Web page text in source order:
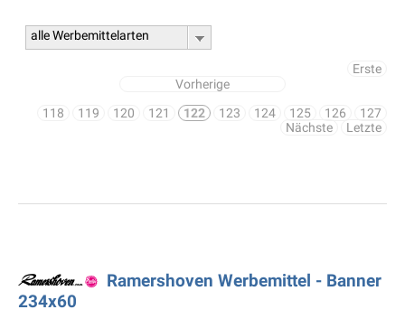
alle Werbemittelarten
Erste
Vorherige
118
119 120 121 122 123 124 125 126
127
Nächste
Letzte
Ramershoven Werbemittel - Banner
234x60